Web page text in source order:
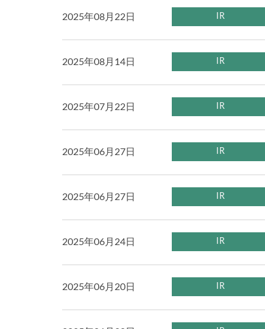
2025年08月22日 IR
2025年08月14日 IR
2025年07月22日 IR
2025年06月27日 IR
2025年06月27日 IR
2025年06月24日 IR
2025年06月20日 IR